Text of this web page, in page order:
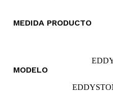
MEDIDA PRODUCTO
MODELO